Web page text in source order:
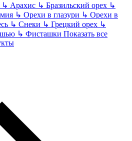
↳ Арахис ↳ Бразильский орех ↳
↳ Орехи в глазури ↳ Орехи в
↳ Снеки ↳ Грецкий орех ↳
↳ Фисташки Показать все